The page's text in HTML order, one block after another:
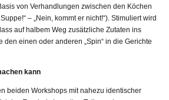
von Verhandlungen zwischen den Köchen
– „Nein, kommt er nicht!“). Stimuliert wird
auf halbem Weg zusätzliche Zutaten ins
den einen oder anderen „Spin“ in die Gerichte
kann
beiden Workshops mit nahezu identischer